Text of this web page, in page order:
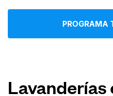
Iniciar sesión
PROGRAMA
Lavanderías